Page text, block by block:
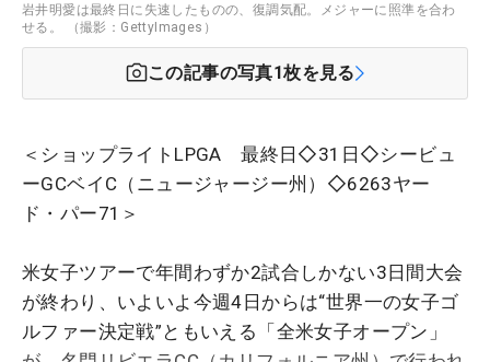
岩井明愛は最終日に失速したものの、復調気配。メジャーに照準を合わ
せる。 （撮影：GettyImages）
この記事の写真1枚を見る
＜ショップライトLPGA 最終日◇31日◇シービュ
ーGCベイC（ニュージャージー州）◇6263ヤー
ド・パー71＞
米女子ツアーで年間わずか2試合しかない3日間大会
が終わり、いよいよ今週4日からは“世界一の女子ゴ
ルファー決定戦”ともいえる「全米女子オープン」